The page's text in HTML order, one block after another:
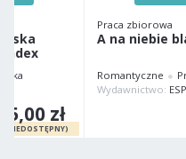
index
zł
Praca zbiorowa
A na niebie
Romantyczne
Wydawnictwo: